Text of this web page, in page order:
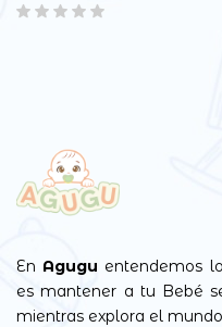
En Agugu entendemos
es mantener a tu Bebé
mientras explora el